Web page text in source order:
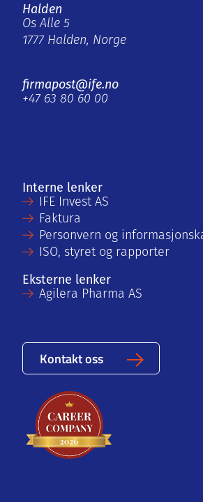
Halden
Os Alle 5
1777 Halden, Norge
firmapost@ife.no
+47 63 80 60 00
Interne lenker
IFE Invest AS
Faktura
Personvern og
ISO, styret og rapporter
Eksterne lenker
Agilera Pharma AS
Kontakt oss